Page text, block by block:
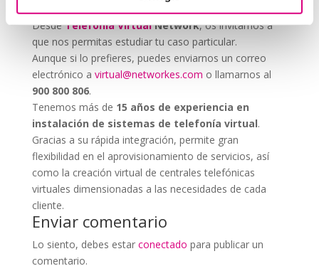
DesdeTelefonía VirtualNetwork, os invitamos a
que nos permitas estudiar tu caso particular.
Aunque si lo prefieres, puedes enviarnos un correo
electrónico a virtual@networkes.com o llamarnos al
900 800 806.
Tenemos más de 15 años de experiencia en
instalación de sistemas de telefonía virtual.
Gracias a su rápida integración, permite gran
flexibilidad en el aprovisionamiento de servicios, así
como la creación virtual de centrales telefónicas
virtuales dimensionadas a las necesidades de cada
cliente.
Enviar comentario
Lo siento, debes estar conectado para publicar un
comentario.